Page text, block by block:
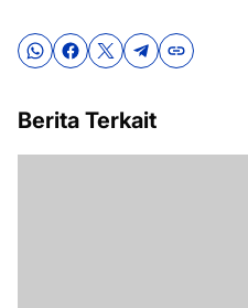
Berita Terkait